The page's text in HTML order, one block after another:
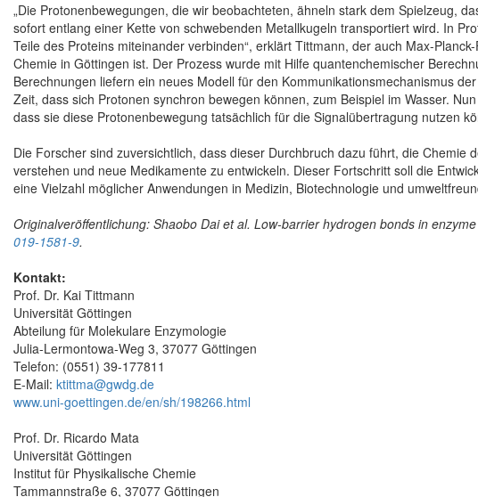
„Die Protonenbewegungen, die wir beobachteten, ähneln stark dem Spielzeug,
sofort entlang einer Kette von schwebenden Metallkugeln transportiert wird. In
Teile des Proteins miteinander verbinden“, erklärt Tittmann, der auch Max-
Chemie in Göttingen ist. Der Prozess wurde mit Hilfe quantenchemischer
Berechnungen liefern ein neues Modell für den Kommunikationsmechanismus
Zeit, dass sich Protonen synchron bewegen können, zum Beispiel im Wasser.
dass sie diese Protonenbewegung tatsächlich für die Signalübertragung nutzen
Die Forscher sind zuversichtlich, dass dieser Durchbruch dazu führt, die Chemie
verstehen und neue Medikamente zu entwickeln. Dieser Fortschritt soll die
eine Vielzahl möglicher Anwendungen in Medizin, Biotechnologie und
Originalveröffentlichung: Shaobo Dai et al. Low-barrier hydrogen bonds in
019-1581-9.
Kontakt:
Prof. Dr. Kai Tittmann
Universität Göttingen
Abteilung für Molekulare Enzymologie
Julia-Lermontowa-Weg 3, 37077 Göttingen
Telefon: (0551) 39-177811
E-Mail: ktittma@gwdg.de
www.uni-goettingen.de/en/sh/198266.html
Prof. Dr. Ricardo Mata
Universität Göttingen
Institut für Physikalische Chemie
Tammannstraße 6, 37077 Göttingen